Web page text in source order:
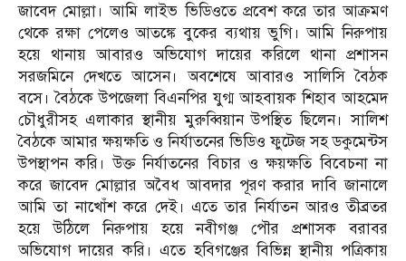
জাবেদ মোল্লা। আমি লাইভ ভিডিওতে প্রবেশ করে তার আক্রমণ
থেকে রক্ষা পেলেও আতঙ্কে বুকের ব্যথায় ভুগি। আমি নিরুপায়
হয়ে থানায় আবারও অভিযোগ দায়ের করিলে থানা প্রশাসন
সরজমিনে দেখতে আসেন। অবশেষে আবারও সালিসি বৈঠক
বসে। বৈঠকে উপজেলা বিএনপির যুগ্ম আহবায়ক শিহাব আহমেদ
চৌধুরীসহ এলাকার স্থানীয় মুরুব্বিয়ান উপস্থিত ছিলেন। সালিশ
বৈঠকে আমার ক্ষয়ক্ষতি ও নির্যাতনের ভিডিও ফুটেজ সহ ডকুমেন্টস
উপস্থাপন করি। উক্ত নির্যাতনের বিচার ও ক্ষয়ক্ষতি বিবেচনা না
করে জাবেদ মোল্লার অবৈধ আবদার পূরণ করার দাবি জানালে
আমি তা নাখোঁশ করে দেই। এতে তার নির্যাতন আরও তীব্রতর
হয়ে উঠিলে নিরুপায় হয়ে নবীগঞ্জ পৌর প্রশাসক বরাবর
অভিযোগ দায়ের করি। এতে হবিগঞ্জের বিভিন্ন স্থানীয় পত্রিকায়